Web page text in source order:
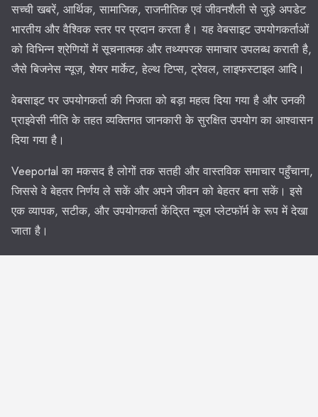
सच्ची खबरें, आर्थिक, सामाजिक, राजनीतिक एवं जीवनशैली से जुड़े अपडेट
भारतीय और वैश्विक स्तर पर प्रदान करता है। यह वेबसाइट उपयोगकर्ताओं
को विभिन्न श्रेणियों में सूचनात्मक और तथ्यपरक समाचार उपलब्ध कराती है,
जैसे बिजनेस न्यूज़, शेयर मार्केट, हेल्थ टिप्स, ट्रेवल, लाइफस्टाइल आदि।
वेबसाइट पर उपयोगकर्ता की निजता को बड़ा महत्व दिया गया है और उनकी
प्राइवेसी नीति के तहत व्यक्तिगत जानकारी के सुरक्षित उपयोग का आश्वासन
दिया गया है।
Veeportal का मकसद है लोगों तक सतही और वास्तविक समाचार पहुँचाना,
जिससे वे बेहतर निर्णय ले सकें और अपने जीवन को बेहतर बना सकें। इसे
एक व्यापक, सटीक, और उपयोगकर्ता केंद्रित न्यूज प्लेटफॉर्म के रूप में देखा
जाता है।